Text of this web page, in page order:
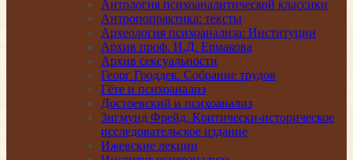
Антология психоаналитической классики
Антропопрактика: тексты
Археология психоанализа: Институции
Архив проф. И.Д. Ермакова
Архив сексуальности
Георг Гроддек. Собрание трудов
Гёте и психоанализ
Достоевский и психоанализ
Зигмунд Фрейд. Критически-историческое
исследовательское издание
Ижевские лекции